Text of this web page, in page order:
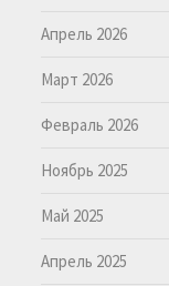
Апрель 2026
Март 2026
Февраль 2026
Ноябрь 2025
Май 2025
Апрель 2025